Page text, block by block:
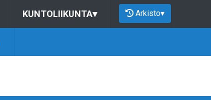
KUNTOLIIKUNTA▾ Arkisto▾